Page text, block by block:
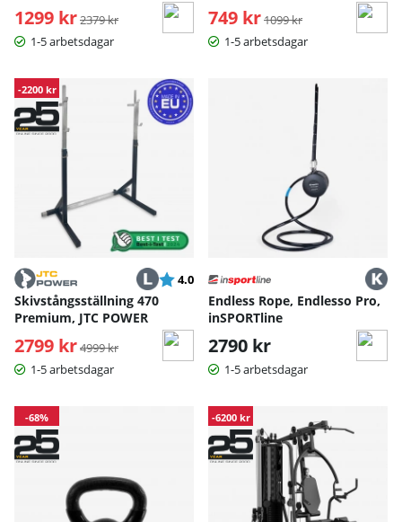
1299 kr Ordinarie pris:
2379 kr
1-5 arbetsdagar
749 kr Ordinarie pris:
1099 kr
1-5 arbetsdagar
-2200 kr
Betyg:
4.0 utav 5 stjärnor
Skivstångsställning 470
Premium, JTC POWER
2799 kr Ordinarie pris:
4999 kr
1-5 arbetsdagar
Endless Rope, Endlesso Pro,
inSPORTline
2790 kr
1-5 arbetsdagar
-68% -6200 kr